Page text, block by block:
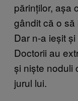
părinților, așa
gândit că o
Dar n-a ieșit
Doctorii au
și niște noduli
jurul lui.